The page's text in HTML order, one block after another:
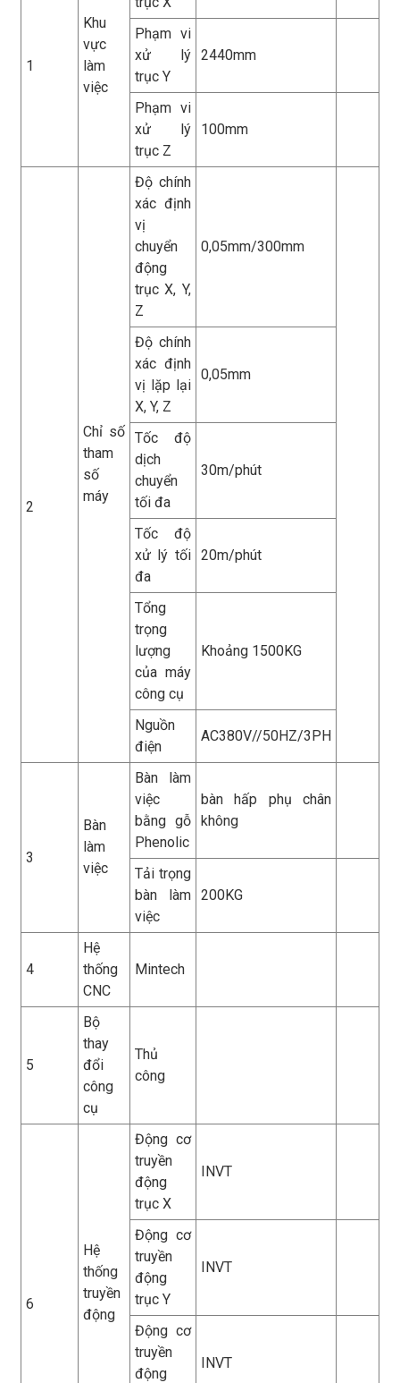
1
Khu
vực
làm
việc
Phạm vi
xử lý
trục Y
2440mm
Phạm vi
xử lý
trục Z
100mm
2
Chỉ số
tham
số
máy
Độ chính
xác định
vị
chuyển
động
trục X, Y,
Z
0,05mm/300mm
Độ chính
xác định
vị lặp lại
X, Y, Z
0,05mm
Tốc độ
dịch
chuyển
tối đa
30m/phút
Tốc độ
xử lý tối
đa
20m/phút
Tổng
trọng
lượng
của máy
công cụ
Khoảng 1500KG
Nguồn
điện
AC380V//50HZ/3PH
3
Bàn
làm
việc
Bàn làm
việc
bằng gỗ
Phenolic
bàn hấp phụ chân
không
Tải trọng
bàn làm
việc
200KG
4
Hệ
thống
CNC
Mintech
5
Bộ
thay
đổi
công
cụ
Thủ
công
6
Hệ
thống
truyền
động
Động cơ
truyền
động
trục X
INVT
Động cơ
truyền
động
trục Y
INVT
Động cơ
truyền
động
INVT